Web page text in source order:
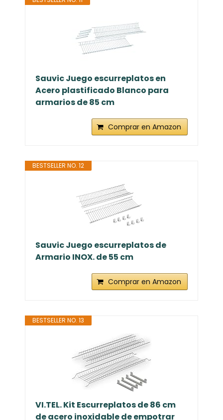
Sauvic Juego escurreplatos en
Acero plastificado Blanco para
armarios de 85 cm
Comprar en Amazon
BESTSELLER NO. 12
Sauvic Juego escurreplatos de
Armario INOX. de 55 cm
Comprar en Amazon
BESTSELLER NO. 13
VI.TEL. Kit Escurreplatos de 86 cm
de acero inoxidable de empotrar